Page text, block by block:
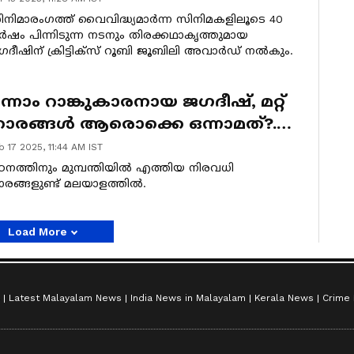
ജൂബിലിവൈവിദ്ധ്യമാര്‍ന്ന സിനിമകളിലൂടെ 40
പിന്നിടുന്ന നടനും തിരക്കഥാകൃത്തുമായ
ക്രിട്ടിക്‌സ് റൂബി ജൂബിലി അവാര്‍ഡ് നല്‍കും.
റാങ്കുകാരനായ ജഗദീഷ്, മറ്റ്
ആരൊക്കെ ഒന്നാമത്?.
സുരേഷ്
യോഗ്യത
17 2025, 11:44 AM IST
മുമ്പന്തിയില്‍ എത്തിയ നിരവധി
മലയാളത്തില്‍.
Load More
Latest Malayalam News India News in Malayalam Kerala News Crime